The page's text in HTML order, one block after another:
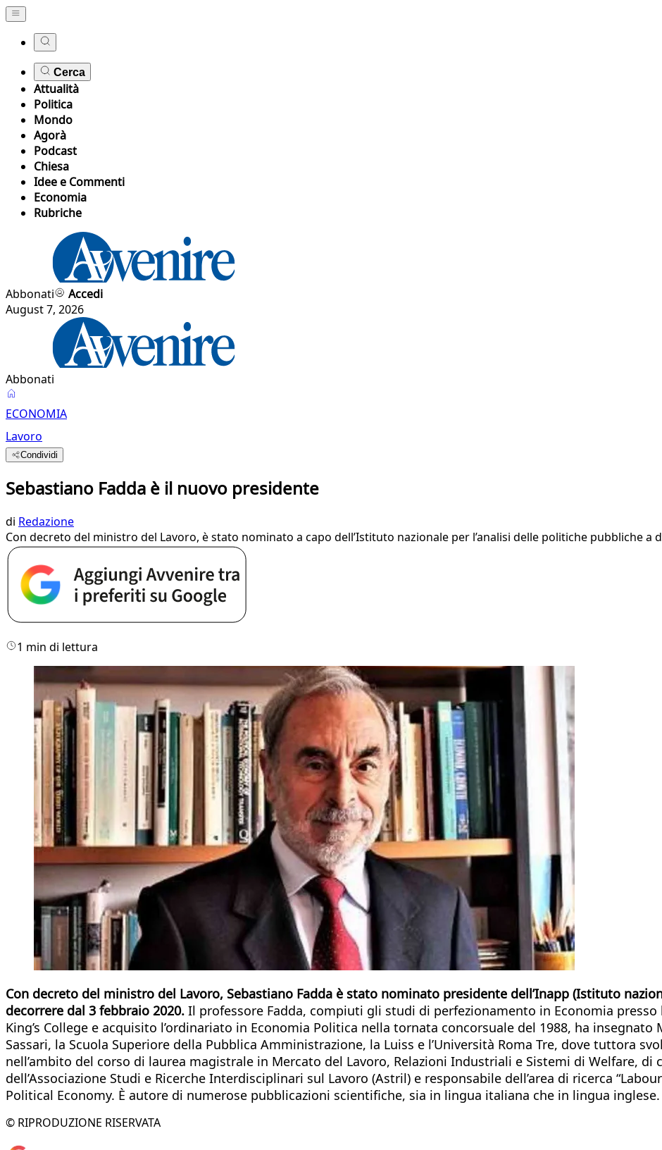
Cerca
Attualità
Politica
Mondo
Agorà
Podcast
Chiesa
Idee e Commenti
Economia
Rubriche
Abbonati
Accedi
August 7, 2026
Abbonati
ECONOMIA
Lavoro
Condividi
Sebastiano Fadda è il nuovo presidente
di Redazione
Con decreto del ministro del Lavoro, è stato nominato a capo dell’Istituto nazionale per l’analisi delle politiche pubbliche a
1 min di lettura
Con decreto del ministro del Lavoro, Sebastiano Fadda è stato nominato presidente dell’Inapp (Istituto
decorrere dal 3 febbraio 2020. Il professore Fadda, compiuti gli studi di perfezionamento in Economia
King’s College e acquisito l’ordinariato in Economia Politica nella tornata concorsuale del 1988, ha insegnato
Sassari, la Scuola Superiore della Pubblica Amministrazione, la Luiss e l’Università Roma Tre, dove tuttora
nell’ambito del corso di laurea magistrale in Mercato del Lavoro, Relazioni Industriali e Sistemi di Welfare,
dell’Associazione Studi e Ricerche Interdisciplinari sul Lavoro (Astril) e responsabile dell’area di ricerca
Political Economy. È autore di numerose pubblicazioni scientifiche, sia in lingua italiana che in lingua inglese.
© RIPRODUZIONE RISERVATA